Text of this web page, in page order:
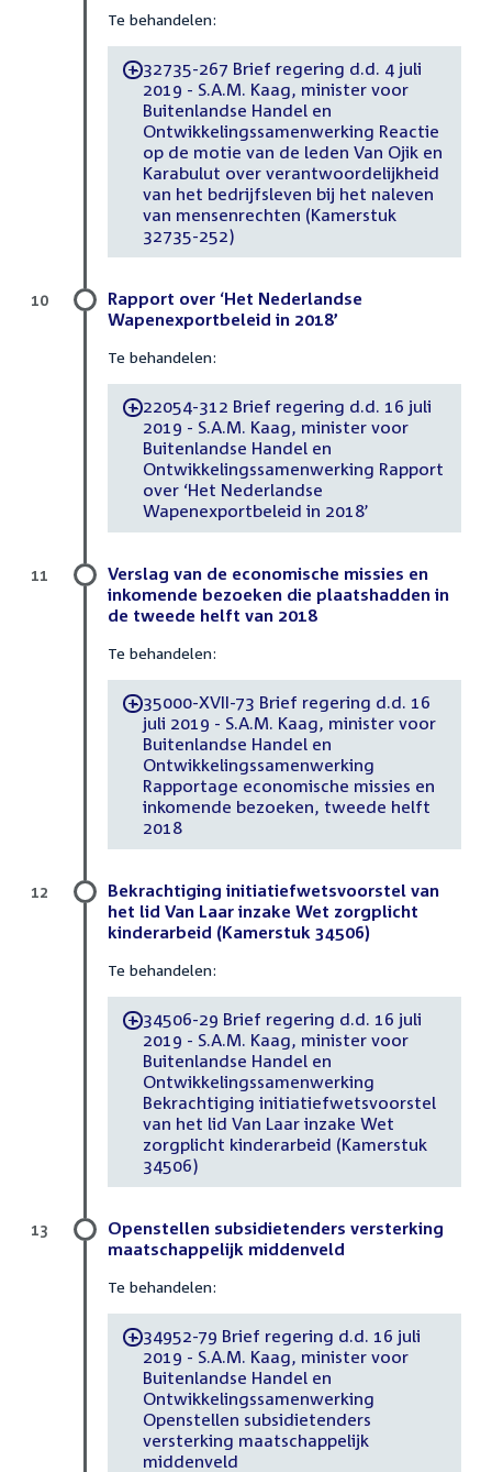
Te behandelen:
-32735-267 Brief regering d.d. 4 juli
2019 - S.A.M. Kaag, minister voor
Buitenlandse Handel en
Ontwikkelingssamenwerking Reactie
op de motie van de leden Van Ojik en
Karabulut over verantwoordelijkheid
van het bedrijfsleven bij het naleven
van mensenrechten (Kamerstuk
32735-252)
Rapport over ‘Het Nederlandse
Wapenexportbeleid in 2018’
Te behandelen:
-22054-312 Brief regering d.d. 16 juli
2019 - S.A.M. Kaag, minister voor
Buitenlandse Handel en
Ontwikkelingssamenwerking Rapport
over ‘Het Nederlandse
Wapenexportbeleid in 2018’
10
Verslag van de economische missies en
inkomende bezoeken die plaatshadden in
de tweede helft van 2018
Te behandelen:
-35000-XVII-73 Brief regering d.d. 16
juli 2019 - S.A.M. Kaag, minister voor
Buitenlandse Handel en
Ontwikkelingssamenwerking
Rapportage economische missies en
inkomende bezoeken, tweede helft
2018
11
Bekrachtiging initiatiefwetsvoorstel van
het lid Van Laar inzake Wet zorgplicht
kinderarbeid (Kamerstuk 34506)
Te behandelen:
-34506-29 Brief regering d.d. 16 juli
2019 - S.A.M. Kaag, minister voor
Buitenlandse Handel en
Ontwikkelingssamenwerking
Bekrachtiging initiatiefwetsvoorstel
van het lid Van Laar inzake Wet
zorgplicht kinderarbeid (Kamerstuk
34506)
12
Openstellen subsidietenders versterking
maatschappelijk middenveld
Te behandelen:
-34952-79 Brief regering d.d. 16 juli
2019 - S.A.M. Kaag, minister voor
Buitenlandse Handel en
Ontwikkelingssamenwerking
Openstellen subsidietenders
versterking maatschappelijk
middenveld
13